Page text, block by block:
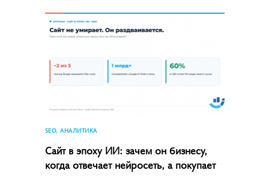
SEO, АНАЛИТИКА
Сайт в эпоху ИИ: зачем он бизнесу,
когда отвечает нейросеть, а покупает